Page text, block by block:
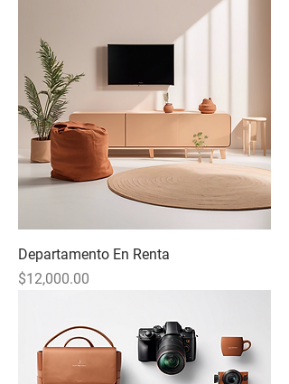
Departamento En Renta
Precio
$12,000.00